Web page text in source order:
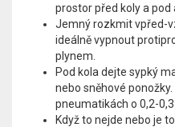
prostor před koly a pod
Jemný rozkmit vpřed-
ideálně vypnout
plynem.
Pod kola dejte sypký
nebo sněhové
pneumatikách o 0,2-0,3
Když to nejde nebo je